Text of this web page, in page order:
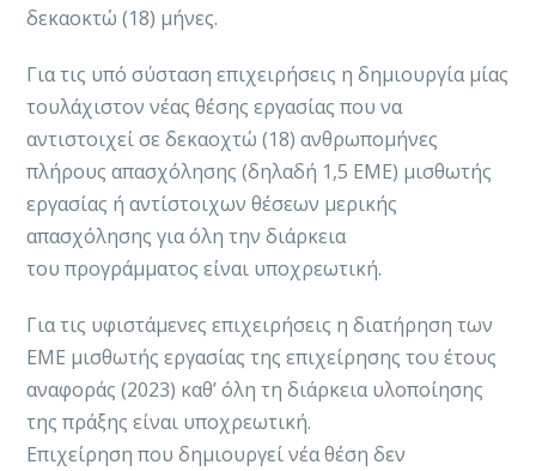
δεκαοκτώ (18) μήνες.
Για τις υπό σύσταση επιχειρήσεις η δημιουργία μίας
τουλάχιστον νέας θέσης εργασίας που να
αντιστοιχεί σε δεκαοχτώ (18) ανθρωπομήνες
πλήρους απασχόλησης (δηλαδή 1,5 ΕΜΕ) μισθωτής
εργασίας ή αντίστοιχων θέσεων μερικής
απασχόλησης για όλη την διάρκεια
του προγράμματος είναι υποχρεωτική.
Για τις υφιστάμενες επιχειρήσεις η διατήρηση των
ΕΜΕ μισθωτής εργασίας της επιχείρησης του έτους
αναφοράς (2023) καθ’ όλη τη διάρκεια υλοποίησης
της πράξης είναι υποχρεωτική.
Επιχείρηση που δημιουργεί νέα θέση δεν